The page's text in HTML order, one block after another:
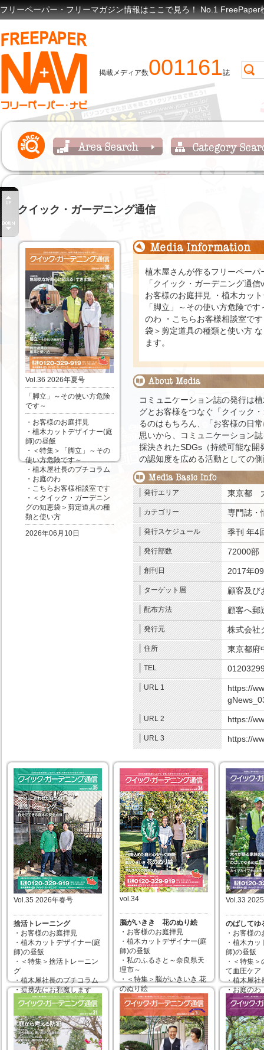
フリーペーパー・フリーマガジン情報はここで見ろ！ No.1
掲載メディア数001161誌
クイック・ガーデニング通信
Vol.36 2026年夏号
「脚立」～その使い方危険
です～
・お客様のお庭拝見
・植木カットデザイナー(庭
師)の昼飯
・＜特集＞「脚立」～その
使い方危険です～
・植木屋社長のプチコラム
・お庭のわ
・こちらお客様相談室です
・＜クイック・ガーデニン
グの知恵袋＞剪定道具の種
類と使い方
2026年06月10日
植木屋さんが作るフリーペー
「クイック・ガーデニング通
お客様のお庭拝見 ・植木カッ
「脚立」～その使い方危険で
のわ ・こちらお客様相談室で
袋＞剪定道具の種類と使い方
ます。
コミュニケーション誌の発行は
グとお客様をつなぐ「クイック
るのはもちろん、「お客様の日
思いから、コミュニケーション
採決されたSDGs（持続可能な
の認知度を広める活動としての
発行エリア 東京都
カテゴリー 専門誌・
発行スケジュール 季刊 年4
発行部数 72000部
創刊日 2017年
ターゲット層 顧客及び
配布方法 顧客へ郵
発行元 株式会社
住所 東京都府
TEL
URL 1
https://
URL 2 https://
URL 3 https://
Vol.35 2026年春号
捨活トレーニング
・お客様のお庭拝見
・植木カットデザイナー(庭
師)の昼飯
・＜特集＞捨活トレーニン
グ
・植木屋社長のプチコラム
・提携先にお邪魔します
（カインズ昭島店）
・こちらお客様相談室です
・＜カットデザイナーの知
恵袋＞自分でできる庭木の
安全点検
vol.34
脳がいきき 花のぬり絵
・お客様のお庭拝見
・植木カットデザイナー(庭
師)の昼飯
・私のふるさと～奈良県天
理市～
・＜特集＞脳がいきいき 花
のぬり絵
・植木屋社長のプチコラム
・お庭のわ（お客様からの
写真・お便りコーナー）
・こちらお客様相談室です
・＜カットデザイナーの知
恵袋＞サルスベリのお手入
Vol.33
のばしてゆ
・お客様
・植木カ
師)の昼飯
・＜特集
て血圧ケア
・植木屋社
・お庭のわ
写真・お便
・こちら
・＜カット
恵袋＞カイ
手入れ